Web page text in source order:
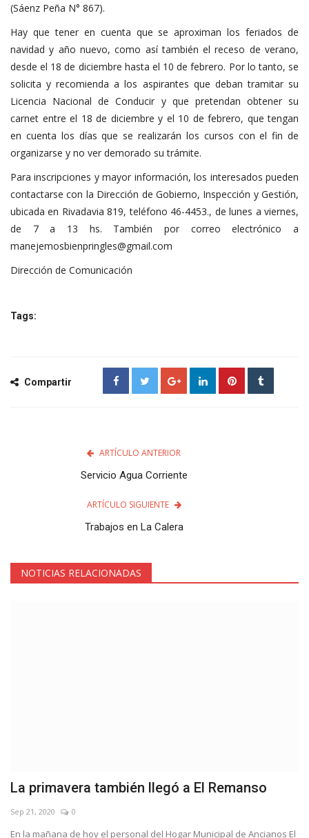
(Sáenz Peña N° 867).
Hay que tener en cuenta que se aproximan los feriados de
navidad y año nuevo, como así también el receso de verano,
desde el 18 de diciembre hasta el 10 de febrero. Por lo tanto, se
solicita y recomienda a los aspirantes que deban tramitar su
Licencia Nacional de Conducir y que pretendan obtener su
carnet entre el 18 de diciembre y el 10 de febrero, que tengan
en cuenta los días que se realizarán los cursos con el fin de
organizarse y no ver demorado su trámite.
Para inscripciones y mayor información, los interesados pueden
contactarse con la Dirección de Gobierno, Inspección y Gestión,
ubicada en Rivadavia 819, teléfono 46-4453., de lunes a viernes,
de 7 a 13 hs. También por correo electrónico a
manejemosbienpringles@gmail.com
Dirección de Comunicación
Tags:
Compartir
ARTÍCULO ANTERIOR
Servicio Agua Corriente
ARTÍCULO SIGUIENTE
Trabajos en La Calera
NOTICIAS RELACIONADAS
La primavera también llegó a El Remanso
Sep 21, 2020 0
En la mañana de hoy el personal del Hogar Municipal de Ancianos El